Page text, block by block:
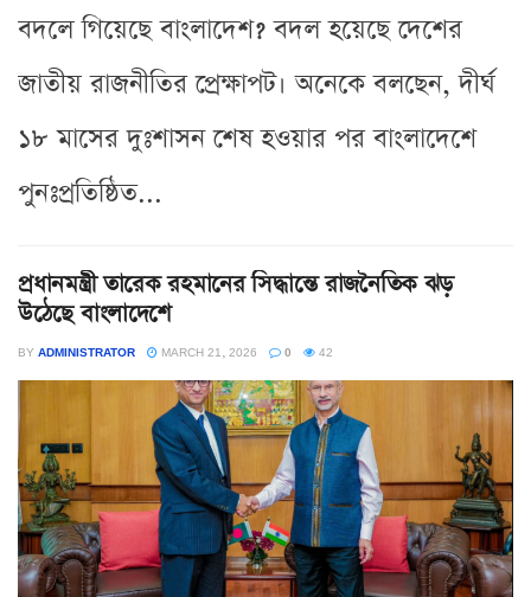
বদলে গিয়েছে বাংলাদেশ? বদল হয়েছে দেশের
জাতীয় রাজনীতির প্রেক্ষাপট। অনেকে বলছেন, দীর্ঘ
১৮ মাসের দুঃশাসন শেষ হওয়ার পর বাংলাদেশে
পুনঃপ্রতিষ্ঠিত...
প্রধানমন্ত্রী তারেক রহমানের সিদ্ধান্তে রাজনৈতিক ঝড়
উঠেছে বাংলাদেশে
BY ADMINISTRATOR MARCH 21, 2026 0 42